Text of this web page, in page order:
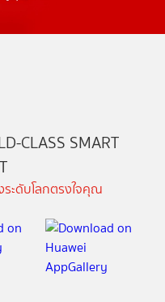
CLASS SMART
ะดับโลกตรงใจคุณ